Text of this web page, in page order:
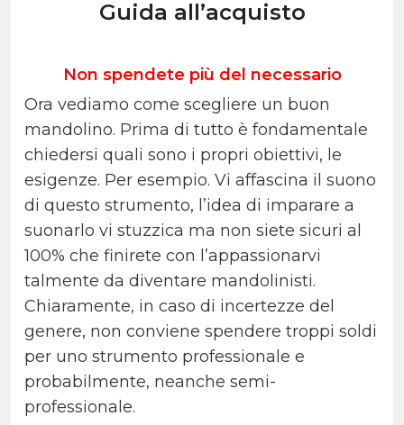
Guida all’acquisto
Non spendete più del necessario
Ora vediamo come scegliere un buon
mandolino. Prima di tutto è fondamentale
chiedersi quali sono i propri obiettivi, le
esigenze. Per esempio. Vi affascina il suono
di questo strumento, l’idea di imparare a
suonarlo vi stuzzica ma non siete sicuri al
100% che finirete con l’appassionarvi
talmente da diventare mandolinisti.
Chiaramente, in caso di incertezze del
genere, non conviene spendere troppi soldi
per uno strumento professionale e
probabilmente, neanche semi-
professionale.